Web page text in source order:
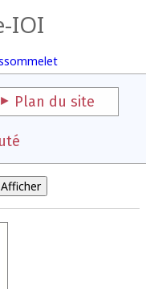
IOI
Plan du site